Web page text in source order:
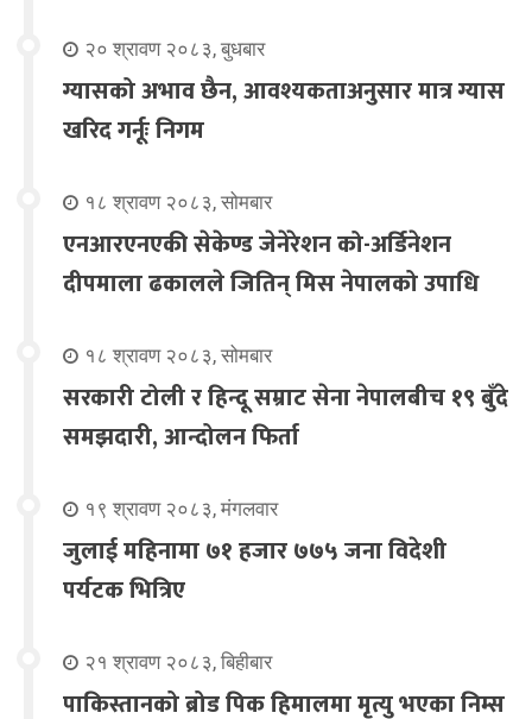
२० श्रावण २०८३, बुधबार
ग्यासको अभाव छैन, आवश्यकताअनुसार मात्र ग्यास
खरिद गर्नूः निगम
१८ श्रावण २०८३, सोमबार
एनआरएनएकी सेकेण्ड जेनेरेशन को-अर्डिनेशन
दीपमाला ढकालले जितिन् मिस नेपालको उपाधि
१८ श्रावण २०८३, सोमबार
सरकारी टोली र हिन्दू सम्राट सेना नेपालबीच १९ बुँदे
समझदारी, आन्दोलन फिर्ता
१९ श्रावण २०८३, मंगलवार
जुलाई महिनामा ७१ हजार ७७५ जना विदेशी
पर्यटक भित्रिए
२१ श्रावण २०८३, बिहीबार
पाकिस्तानको ब्रोड पिक हिमालमा मृत्यु भएका निम्स